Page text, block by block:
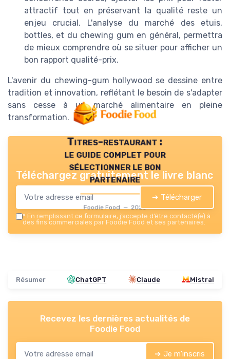
attractif tout en préservant la qualité reste un
enjeu crucial. L'analyse du marché des etuis,
bottles, et du chewing gum en général, permettra
de mieux comprendre où se situer pour afficher un
bon rapport qualité-prix.
L'avenir du chewing-gum hollywood se dessine entre
tradition et innovation, reflétant le besoin de s'adapter
sans cesse à un marché alimentaire en pleine
transformation.
Titres-restaurant :
le guide complet pour
sélectionner le bon
partenaire
Foodie Food — 2026
Téléchargez gratuitement le livre blanc
➔ Télécharger
* En remplissant ce formulaire, j’accepte d’être contacté(e) à
des fins commerciales par Foodie Food et ses partenaires.
Résumer ChatGPT Claude Mistral
Recevez les dernières actualités de
Foodie Food
➔ Je m'inscris